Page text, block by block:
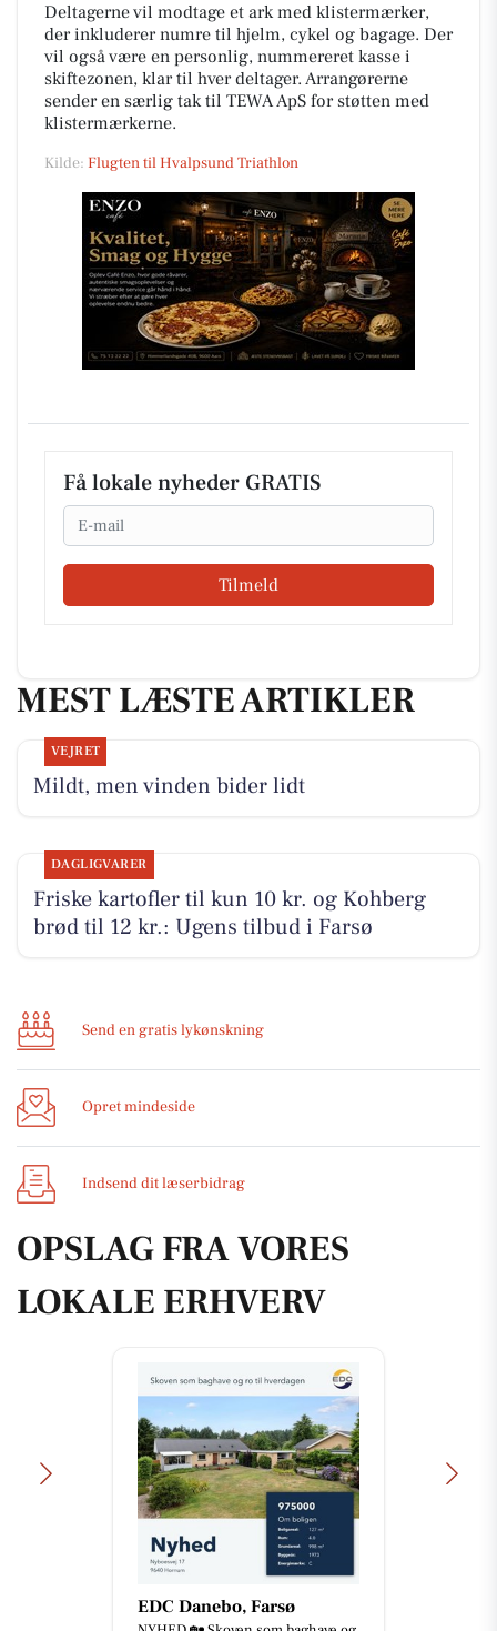
Deltagerne vil modtage et ark med klistermærker,
der inkluderer numre til hjelm, cykel og bagage. Der
vil også være en personlig, nummereret kasse i
skiftezonen, klar til hver deltager. Arrangørerne
sender en særlig tak til TEWA ApS for støtten med
klistermærkerne.
Kilde: Flugten til Hvalpsund Triathlon
Få lokale nyheder GRATIS
Email
Tilmeld
MEST LÆSTE ARTIKLER
VEJRET
Mildt, men vinden bider lidt
DAGLIGVARER
Friske kartofler til kun 10 kr. og Kohberg
brød til 12 kr.: Ugens tilbud i Farsø
Send en gratis lykønskning
Opret mindeside
Indsend dit læserbidrag
OPSLAG FRA VORES
LOKALE ERHVERV
EDC Danebo, Farsø